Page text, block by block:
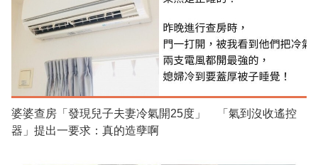
婆婆查房「發現兒子夫妻冷氣開25度」 「氣到沒收遙控
器」提出一要求：真的造孽啊